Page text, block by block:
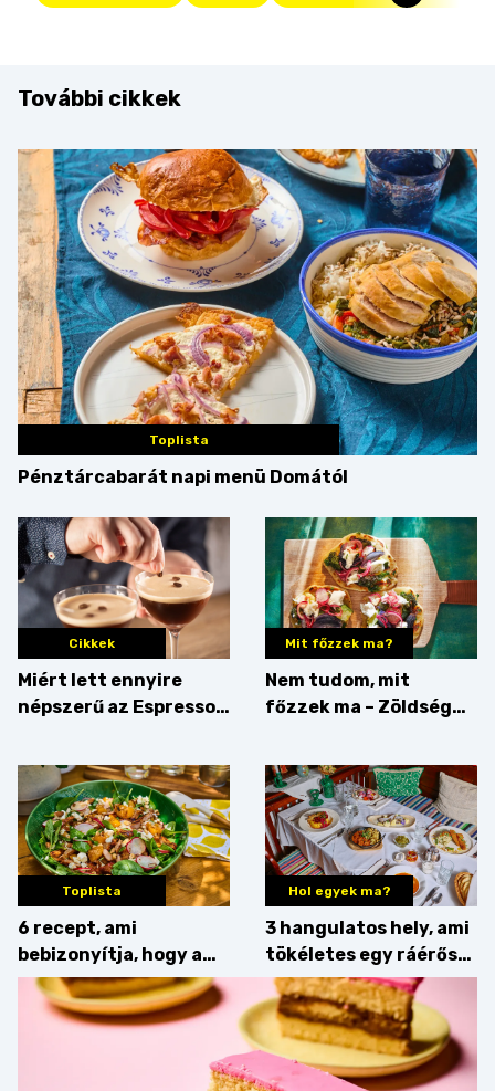
További cikkek
Toplista
Pénztárcabarát napi menü Domától
Cikkek
Miért lett ennyire
népszerű az Espresso
érdemes enni mellé?
Mit főzzek ma?
Nem tudom, mit
főzzek ma – Zöldség
Toplista
6 recept, ami
bebizonyítja, hogy a
barack húsok mellé is
zseniális
Hol egyek ma?
3 hangulatos hely, ami
tökéletes egy ráérős
hétvégi ebédhez